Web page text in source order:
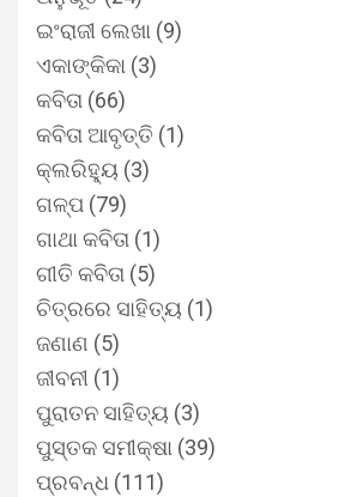
ଇଂରାଜୀ ଲେଖା (9)
ଏକାଙ୍କିକା (3)
କବିତା (66)
କବିତା ଆବୃତ୍ତି (1)
କ୍ଲରିହ୍ୟୁ (3)
ଗଳ୍ପ (79)
ଗାଥା କବିତା (1)
ଗୀତି କବିତା (5)
ଚିତ୍ରରେ ସାହିତ୍ୟ (1)
ଜଣାଣ (5)
ଜୀବନୀ (1)
ପୁରାତନ ସାହିତ୍ୟ (3)
ପୁସ୍ତକ ସମୀକ୍ଷା (39)
ପ୍ରବନ୍ଧ (111)